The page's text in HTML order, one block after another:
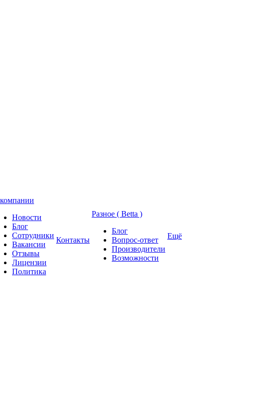
Новости
Блог
Сотрудники
Вакансии
Отзывы
Лицензии
Политика
Контакты
Разное ( Betta )
Блог
Вопрос-ответ
Производители
Возможности
Ещё